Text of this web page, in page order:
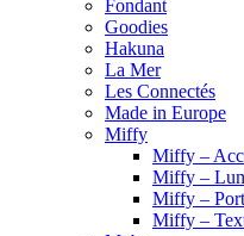
Fondant
Goodies
Hakuna
La Mer
Les Connectés
Made in Europe
Miffy
Miffy –
Miffy –
Miffy –
Miffy –